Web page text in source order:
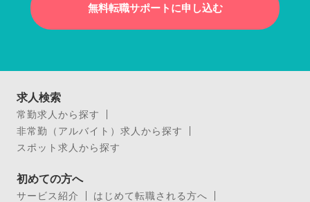
無料転職サポートに申し込む
求人検索
常勤求人から探す
非常勤（アルバイト）求人から探す
スポット求人から探す
初めての方へ
サービス紹介
はじめて転職される方へ